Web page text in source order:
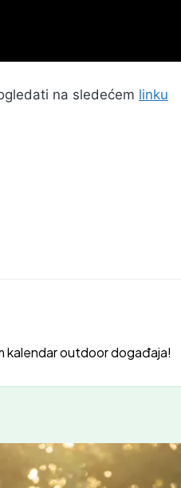
na sledećem linku
kalendar outdoor događaja!